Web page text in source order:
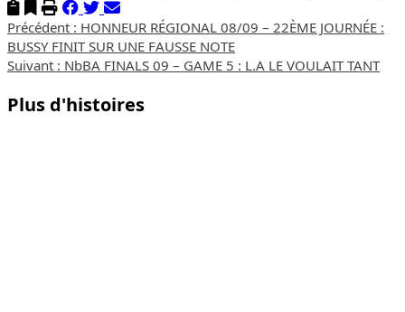
Navigation
d’article
Précédent : HONNEUR RÉGIONAL 08/09 – 22ÈME JOURNÉE :
BUSSY FINIT SUR UNE FAUSSE NOTE
Suivant : NbBA FINALS 09 – GAME 5 : L.A LE VOULAIT TANT
Plus d'histoires